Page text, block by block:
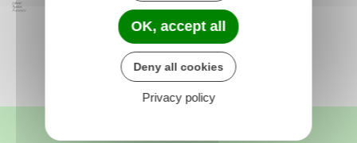
OK, accept all
Deny all cookies
Privacy policy